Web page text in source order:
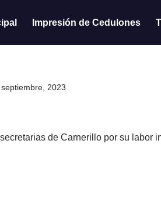
Impresión de Cedulones
2023
de Carnerillo por su labor